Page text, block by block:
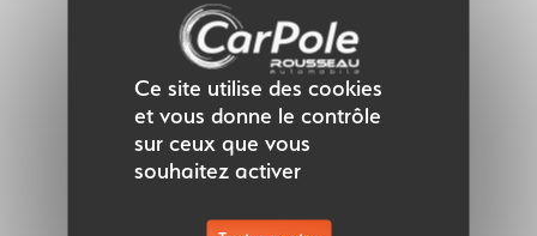
Ce site utilise des cookies
et vous donne le contrôle
sur ceux que vous
souhaitez activer